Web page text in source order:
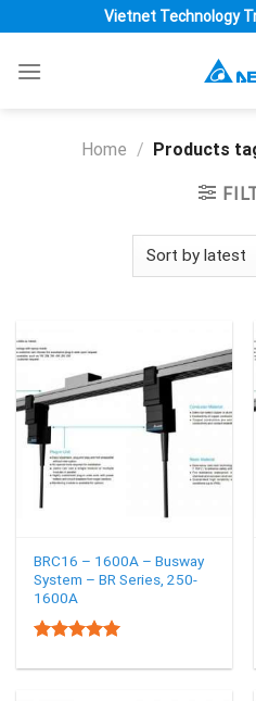
to
content
Vietnet Technology
Home / Products
BRC16 – 1600A – Busway
System – BR Series, 250-
1600A
out of 5